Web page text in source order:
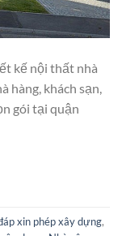
kế nội thất nhà
hàng, khách sạn,
gói tại quận
xin phép xây dựng,